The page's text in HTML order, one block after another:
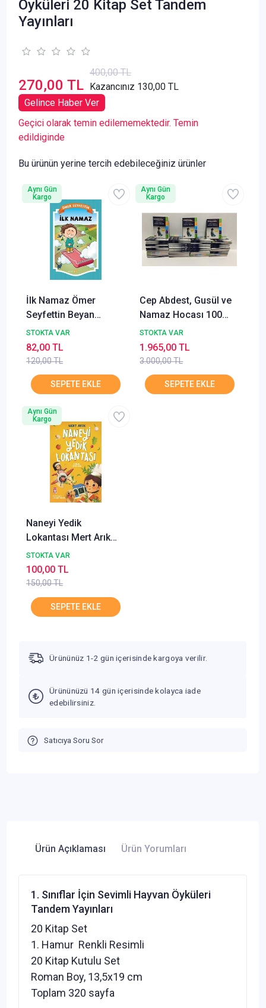
Öyküleri 20 Kitap Set Tandem
Yayınları
270,00 TL
400,00 TL
Kazancınız 130,00 TL
Gelince Haber Ver
Geçici olarak temin edilememektedir. Temin
edildiginde
Bu ürünün yerine tercih edebileceğiniz ürünler
İlk Namaz Ömer
Seyfettin Beyan
Yayınları
STOKTA VAR
120,00 TL
82,00 TL
Aynı Gün
Kargo
Cep Abdest, Gusül ve
Namaz Hocası 100
Adet Takım
STOKTA VAR
3.000,00 TL
1.965,00 TL
Aynı Gün
Kargo
Naneyi Yedik
Lokantası Mert Arık
Timaş Çocuk
STOKTA VAR
150,00 TL
100,00 TL
Aynı Gün
Kargo
Ürününüz 1-2 gün içerisinde kargoya verilir.
Ürününüzü 14 gün içerisinde kolayca iade
edebilirsiniz.
Satıcıya Soru Sor
Ürün Açıklaması Ürün Yorumları
1. Sınıflar İçin Sevimli Hayvan Öyküleri
Tandem Yayınları
20 Kitap Set
1. Hamur Renkli Resimli
20 Kitap Kutulu Set
Roman Boy, 13,5x19 cm
Toplam 320 sayfa